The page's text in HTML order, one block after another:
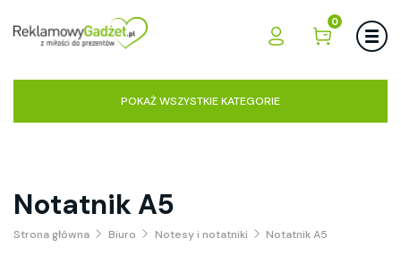
0
POKAŻ WSZYSTKIE KATEGORIE
Notatnik A5
Strona główna Biuro Notesy i notatniki Notatnik A5